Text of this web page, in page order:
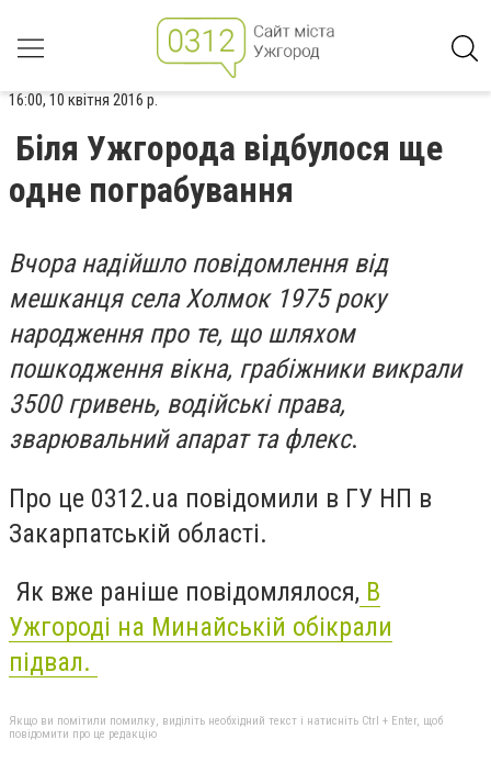
16:00, 10 квітня 2016 р.
Біля Ужгорода відбулося ще
одне пограбування
Вчора надійшло повідомлення від
мешканця села Холмок 1975 року
народження про те, що шляхом
пошкодження вікна, грабіжники викрали
3500 гривень, водійські права,
зварювальний апарат та флекс.
Про це 0312.ua повідомили в ГУ НП в
Закарпатській області.
Як вже раніше повідомлялося, В
Ужгороді на Минайській обікрали
підвал.
Якщо ви помітили помилку, виділіть необхідний текст і натисніть Ctrl + Enter, щоб
повідомити про це редакцію